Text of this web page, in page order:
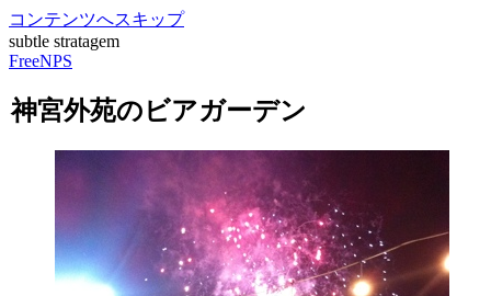
コンテンツへスキップ
subtle stratagem
FreeNPS
神宮外苑のビアガーデン